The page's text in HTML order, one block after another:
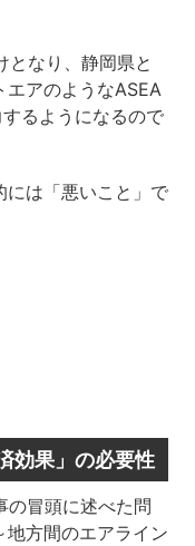
となり、静岡県と
アのようなASEA
るようになるので
には「悪いこと」で
効果」の必要性
の冒頭に述べた問
方間のエアライン